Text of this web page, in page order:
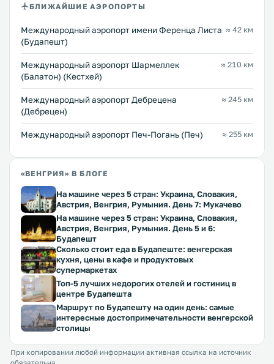
БЛИЖАЙШИЕ АЭРОПОРТЫ
Международный аэропорт имени Ференца Листа
(Будапешт)
≈ 42 км
Международный аэропорт Шармеллек
(Балатон) (Кестхей)
≈ 210 км
Международный аэропорт Дебрецена
(Дебрецен)
≈ 245 км
Международный аэропорт Печ-Погань (Печ) ≈ 255 км
«ВЕНГРИЯ» В БЛОГЕ
На машине через 5 стран: Украина, Словакия,
Австрия, Венгрия, Румыния. День 7: Мукачево
На машине через 5 стран: Украина, Словакия,
Австрия, Венгрия, Румыния. День 5 и 6:
Будапешт
Сколько стоит еда в Будапеште: венгерская
кухня, цены в кафе и продуктовых
супермаркетах
Топ-5 лучших недорогих отелей и гостиниц в
центре Будапешта
Маршрут по Будапешту на один день: самые
интересные достопримечательности венгерской
столицы
При копировании любой информации активная ссылка на источник